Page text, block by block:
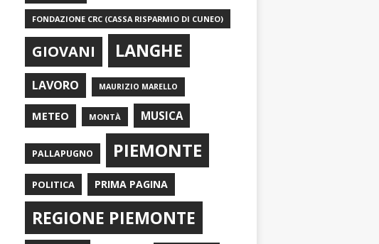
FONDAZIONE CRC (CASSA RISPARMIO DI CUNEO)
GIOVANI LANGHE
LAVORO MAURIZIO MARELLO
METEO MONTÀ MUSICA
PALLAPUGNO PIEMONTE
POLITICA PRIMA PAGINA
REGIONE PIEMONTE